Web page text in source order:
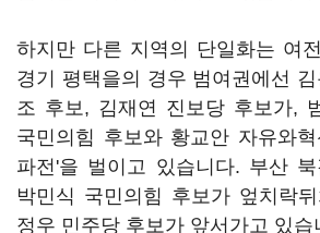
하지만 다른 지역의 단일화는 여
경기 평택을의 경우 범여권에선
조 후보, 김재연 진보당 후보가,
국민의힘 후보와 황교안 자유와
파전'을 벌이고 있습니다. 부산
박민식 국민의힘 후보가 엎치락
정우 민주당 후보가 앞서가고 있습